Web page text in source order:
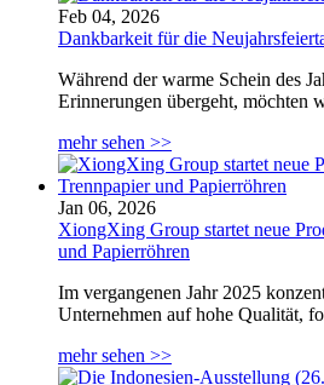
Feb 04, 2026
Dankbarkeit für die
Während der warme Schein des
Erinnerungen übergeht, möchten
mehr sehen >>
Jan 06, 2026
XiongXing Group startet neue
und Papierröhren
Im vergangenen Jahr 2025
Unternehmen auf hohe Qualität,
mehr sehen >>